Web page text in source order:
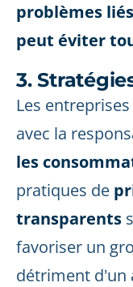
problèmes
peut éviter
3.
Les
avec la
les
pratiques de
transparents
favoriser un
détriment d'un